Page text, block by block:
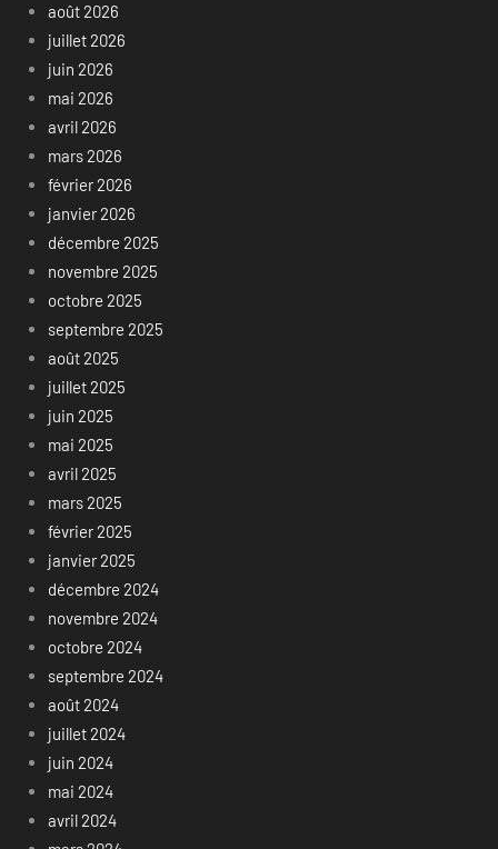
août 2026
juillet 2026
juin 2026
mai 2026
avril 2026
mars 2026
février 2026
janvier 2026
décembre 2025
novembre 2025
octobre 2025
septembre 2025
août 2025
juillet 2025
juin 2025
mai 2025
avril 2025
mars 2025
février 2025
janvier 2025
décembre 2024
novembre 2024
octobre 2024
septembre 2024
août 2024
juillet 2024
juin 2024
mai 2024
avril 2024